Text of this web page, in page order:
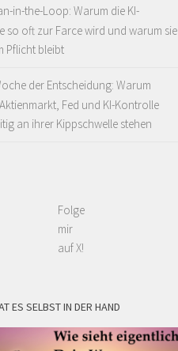
in-the-Loop: Warum die KI-
so oft zur Farce wird und warum sie
Pflicht bleibt
der Entscheidung: Warum
Fed und KI-Kontrolle
an ihrer Kippschwelle stehen
Folge
mir
auf X!
ES SELBST IN DER HAND